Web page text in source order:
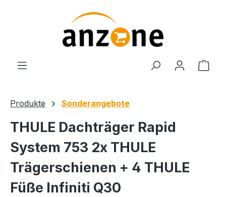
Zum Hauptinhalt springen
Produkte Sonderangebote
THULE Dachträger Rapid
System 753 2x THULE
Trägerschienen + 4 THULE
Füße Infiniti Q30